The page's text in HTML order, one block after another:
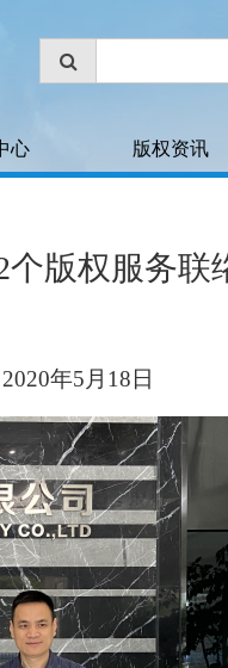
心 版权资讯
版权服务联
年5月18日